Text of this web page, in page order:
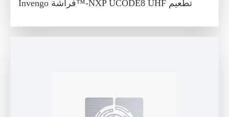
Invengo فراشة™-NXP UCODE8 UHF تطعيم